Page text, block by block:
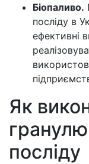
Біопаливо.
посліду в
ефективні
Як
посліду